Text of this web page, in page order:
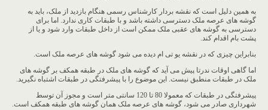
به همین دلیل است که نقشه بردار کارشناس رسمی هنگام بازدید از ملک، باید به
گوشه های عرصه ملک دسترسی داشته باشد و با طبقات کاری ندارد. اما برای
دسترسی به گوشه های عقبی ملک ممکن است از داخل طبقات وارد شود و یا از
پشت بام اقدام کند.
بنابراین چیزی که در نقشه یو تی ام دیده می شود گوشه های عرصه ملک است.
اما گاهی اوقات ندرتا پیش می آید که گوشه های ملک در طبقه همکف بر گوشه های
ملک در طبقات منطبق نیست. این موضوع را با پیشرفتگی در طبقات اشتباه نگیرید.
پیشرفتگی در طبقات که معمولا 80 تا 120 سانتی متر است و مجوز آن توسط
شهرداری صادر می شود، گوشه های عرصه ملک همان گوشه های طبقه همکف است.